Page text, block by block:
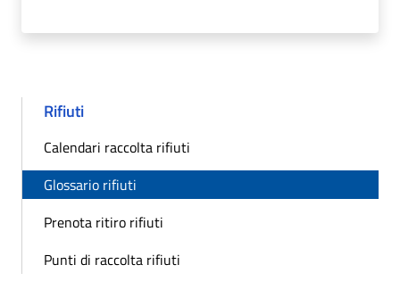
Rifiuti
Calendari raccolta rifiuti
Glossario rifiuti
Prenota ritiro rifiuti
Punti di raccolta rifiuti